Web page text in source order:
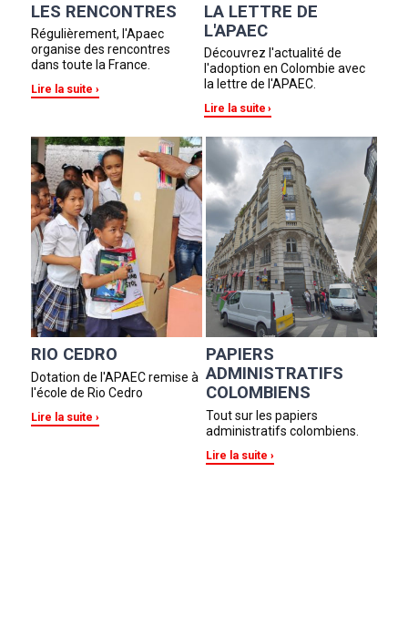
LES RENCONTRES
Régulièrement, l'Apaec
organise des rencontres
dans toute la France.
Lire la suite
LA LETTRE DE
L'APAEC
Découvrez l'actualité de
l'adoption en Colombie avec
la lettre de l'APAEC.
Lire la suite
RIO CEDRO
Dotation de l'APAEC remise à
l'école de Rio Cedro
Lire la suite
PAPIERS
ADMINISTRATIFS
COLOMBIENS
Tout sur les papiers
administratifs colombiens.
Lire la suite